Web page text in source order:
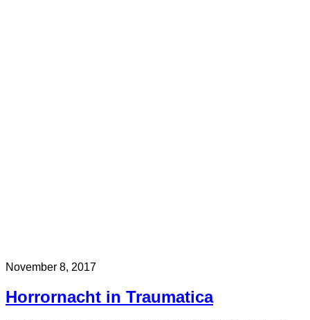
November 8, 2017
Horrornacht in Traumatica